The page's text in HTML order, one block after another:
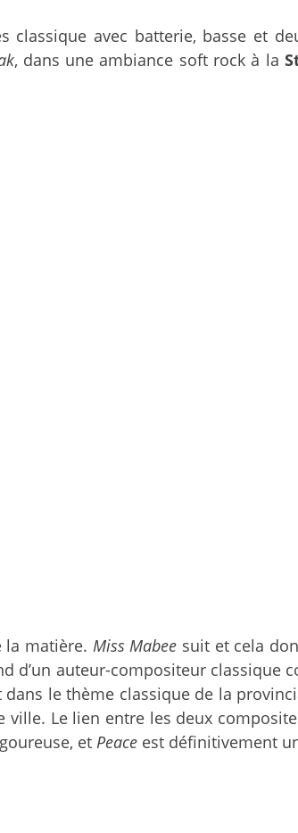
avec batterie, basse et
, dans une ambiance soft rock à la
la matière. Miss Mabee suit et cela
d’un auteur-compositeur classique
le thème classique de la
ville. Le lien entre les deux
et Peace est définitivement